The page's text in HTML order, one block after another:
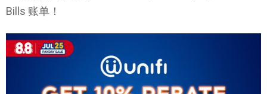
Bills 账单！